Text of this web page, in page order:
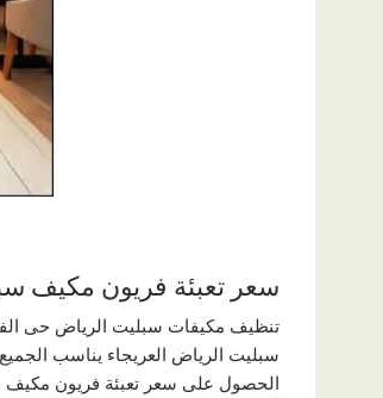
سعر تعبئة فريون مكيف
تنظيف مكيفات سبليت الرياض حى
سبليت الرياض العريجاء يناسب
الحصول على سعر تعبئة فريون مكيف